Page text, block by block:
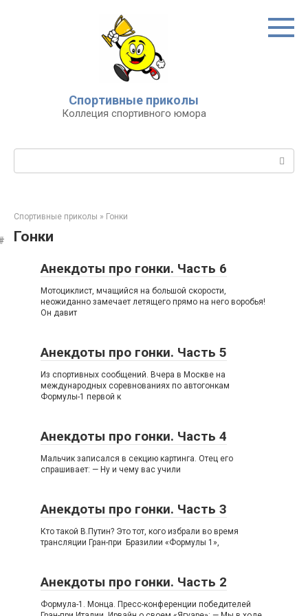
Спортивные приколы
Коллеция спортивного юмора
Спортивные приколы » Гонки
Гонки
Анекдоты про гонки. Часть 6
Мотоциклист, мчащийся на большой скорости,
неожиданно замечает летящего прямо на него воробья!
Он давит
Анекдоты про гонки. Часть 5
Из спортивных сообщений. Вчера в Москве на
международных соревнованиях по автогонкам
Формулы-1 первой к
Анекдоты про гонки. Часть 4
Мальчик записался в секцию картинга. Отец его
спрашивает: — Ну и чему вас учили
Анекдоты про гонки. Часть 3
Кто такой В.Путин? Это тот, кого избрали во время
трансляции Гран-при Бразилии «Формулы 1»,
Анекдоты про гонки. Часть 2
Формула-1. Монца. Пресс-конференции победителей